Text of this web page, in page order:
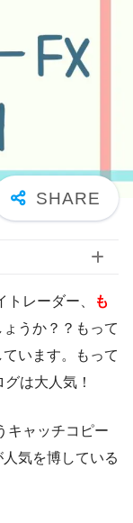
レーダー、
も
うか？？もって
います。もって
は大人気！
キャッチコピー
人気を博している